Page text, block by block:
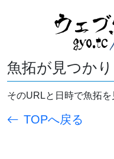
魚拓が見つかり
そのURLと日時で魚拓を
TOPへ戻る